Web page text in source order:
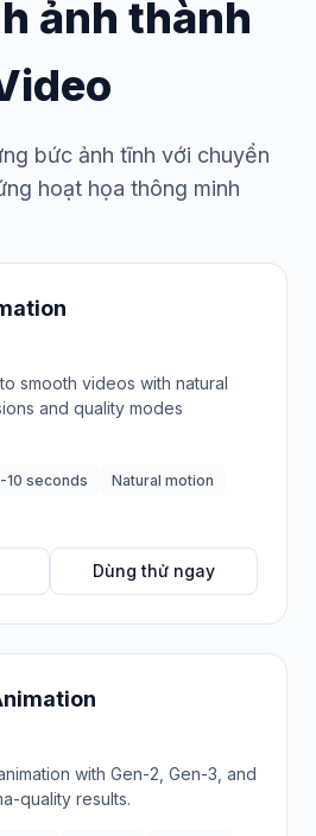
ảnh thành
bức ảnh tĩnh với chuyển
hoạt họa thông minh
smooth videos with natural
and quality modes
10 seconds
Natural motion
Dùng thử ngay
with Gen-2, Gen-3, and
quality results.